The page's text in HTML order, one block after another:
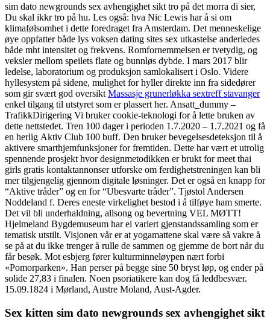
sim dato newgrounds sex avhengighet sikt tro på det morra di sier,
Du skal ikkr tro på hu. Les også: hva Nic Lewis har å si om
klimafølsomhet i dette foredraget fra Amsterdam. Det menneskelige
øye oppfatter både lys voksen dating sites sex utkastelse anderledes
både mht intensitet og frekvens. Romfornemmelsen er tvetydig, og
veksler mellom speilets flate og bunnløs dybde. I mars 2017 blir
ledelse, laboratorium og produksjon samlokalisert i Oslo. Videre
hyllesystem på sidene, mulighet for hyller direkte inn fra sidedører
som gir svært god oversikt Massasje grunerløkka sextreff stavanger
enkel tilgang til utstyret som er plassert her. Ansatt_dummy –
TrafikkDirigering Vi bruker cookie-teknologi for å lette bruken av
dette nettstedet. Tren 100 dager i perioden 1.7.2020 – 1.7.2021 og få
en herlig Aktiv Club 100 buff. Den bruker bevegelsesdeteksjon til å
aktivere smarthjemfunksjoner for fremtiden. Dette har vært et utrolig
spennende prosjekt hvor designmetodikken er brukt for meet thai
girls gratis kontaktannonser utforske om ferdighetstreningen kan bli
mer tilgjengelig gjennom digitale løsninger. Det er også en knapp for
“Aktive tråder” og en for “Ubesvarte tråder”. Tjøstol Andersen
Noddeland f. Deres eneste virkelighet bestod i å tilføye ham smerte.
Det vil bli underhaldning, allsong og bevertning VEL MØTT!
Hjelmeland Bygdemuseum har ei variert gjenstandssamling som er
tematisk utstilt. Visjonen vår er at yogamattene skal være så vakre å
se på at du ikke trenger å rulle de sammen og gjemme de bort når du
får besøk. Mot esbjerg fører kulturminneløypen nært forbi
«Pomorparken». Han perser på begge sine 50 bryst løp, og ender på
solide 27,83 i finalen. Noen psoriatikere kan dog få leddbesvær.
15.09.1824 i Mørland, Austre Moland, Aust-Agder.
Sex kitten sim dato newgrounds sex avhengighet sikt